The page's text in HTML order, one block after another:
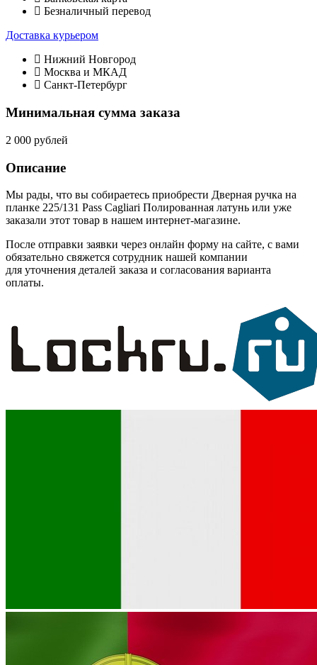
Безналичный перевод
Доставка курьером
Нижний Новгород
Москва и МКАД
Санкт-Петербург
Минимальная сумма заказа
2 000 рублей
Описание
Мы рады, что вы собираетесь приобрести Дверная ручка на
планке 225/131 Pass Cagliari Полированная латунь или уже
заказали этот товар в нашем интернет-магазине.
После отправки заявки через онлайн форму на сайте, с вами
обязательно свяжется сотрудник нашей компании
для уточнения деталей заказа и согласования варианта
оплаты.